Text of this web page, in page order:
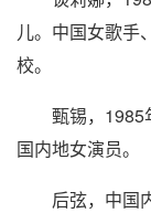
儿。中国女歌手
校。
甄锡，1985
国内地女演员。
后弦，中国